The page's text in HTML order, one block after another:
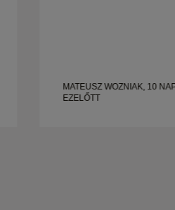
MATEUSZ WOZNIAK, 10
EZELŐTT